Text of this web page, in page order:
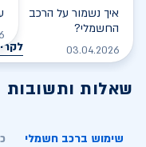
איך נשמור על הרכב
החשמלי?
03.04.2026
שאלות ותשובות
שימוש ברכב חשמלי